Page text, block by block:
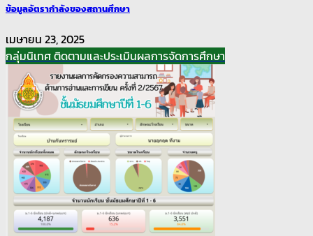
ข้อมูลอัตรากำลังของสถานศึกษา
เมษายน 23, 2025
กลุ่มนิเทศ ติดตามและประเมินผลการจัดการศึกษา